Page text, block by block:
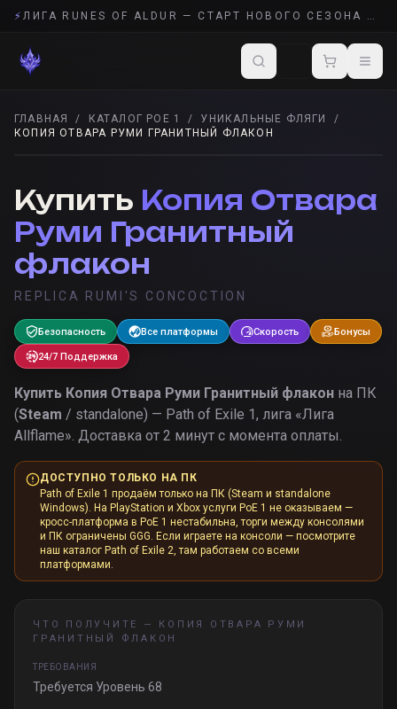
⚡ ЛИГА RUNES OF ALDUR — СТАРТ НОВОГО СЕЗОНА POE 2
ГЛАВНАЯ / КАТАЛОГ POE 1 / УНИКАЛЬНЫЕ ФЛЯГИ
/
КОПИЯ ОТВАРА РУМИ ГРАНИТНЫЙ ФЛАКОН
Купить Копия Отвара
Руми Гранитный
флакон
REPLICA RUMI'S CONCOCTION
Безопасность Все платформы Скорость Бонусы
24/7 Поддержка
Купить Копия Отвара Руми Гранитный флакон на ПК
(Steam / standalone) — Path of Exile 1, лига «Лига
Allflame». Доставка от 2 минут с момента оплаты.
ДОСТУПНО ТОЛЬКО НА ПК
Path of Exile 1 продаём только на ПК (Steam и standalone
Windows). На PlayStation и Xbox услуги PoE 1 не оказываем —
кросс-платформа в PoE 1 нестабильна, торги между консолями
и ПК ограничены GGG. Если играете на консоли — посмотрите
наш каталог Path of Exile 2, там работаем со всеми
платформами.
ЧТО ПОЛУЧИТЕ — КОПИЯ ОТВАРА РУМИ
ГРАНИТНЫЙ ФЛАКОН
ТРЕБОВАНИЯ
Требуется Уровень 68